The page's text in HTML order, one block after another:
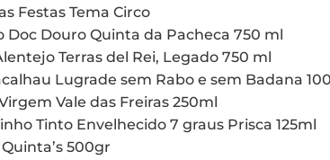
Festas Tema Circo
Doc Douro Quinta da Pacheca 750 ml
Terras del Rei, Legado 750 ml
Lugrade sem Rabo e sem Badana
Vale das Freiras 250ml
Tinto Envelhecido 7 graus Prisca 125ml
500gr